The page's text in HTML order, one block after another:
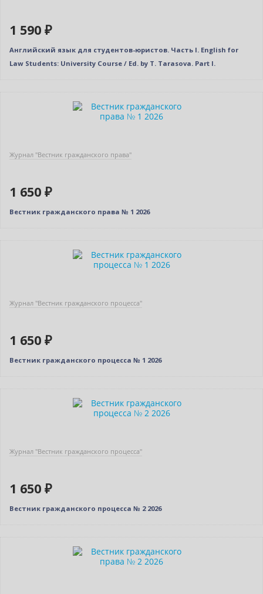
1 590 ₽
Английский язык для студентов-юристов. Часть I. English for
Law Students: University Course / Ed. by T. Tarasova. Part I.
Журнал "Вестник гражданского права"
1 650 ₽
Вестник гражданского права № 1 2026
Журнал "Вестник гражданского процесса"
1 650 ₽
Вестник гражданского процесса № 1 2026
Журнал "Вестник гражданского процесса"
1 650 ₽
Вестник гражданского процесса № 2 2026